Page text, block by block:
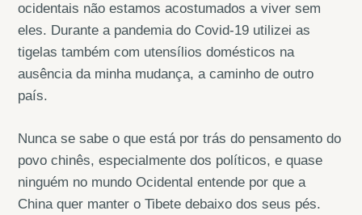
ocidentais não estamos acostumados a viver sem
eles. Durante a pandemia do Covid-19 utilizei as
tigelas também com utensílios domésticos na
ausência da minha mudança, a caminho de outro
país.
Nunca se sabe o que está por trás do pensamento do
povo chinês, especialmente dos políticos, e quase
ninguém no mundo Ocidental entende por que a
China quer manter o Tibete debaixo dos seus pés.